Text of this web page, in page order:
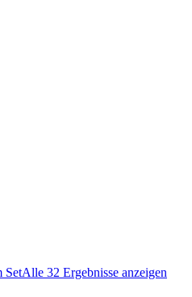
SetAlle 32 Ergebnisse anzeigen